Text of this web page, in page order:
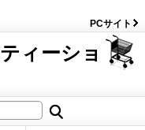
PCサイト
ィーショ